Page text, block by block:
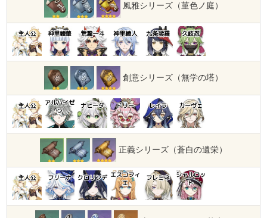
風雅シリーズ（菫色ノ庭）
主人公 神里綾華 荒瀧一斗 神里綾人 九条裟羅 久岐忍
創意シリーズ（無学の塔）
主人公
アルハイゼ
ン
ナヒーダ ドリー レイラ カーヴェ
正義シリーズ（蒼白の遺栄）
主人公 フリーナ クロリンデ エスコフィ
エ
フレミネ
シャルロッ
ト